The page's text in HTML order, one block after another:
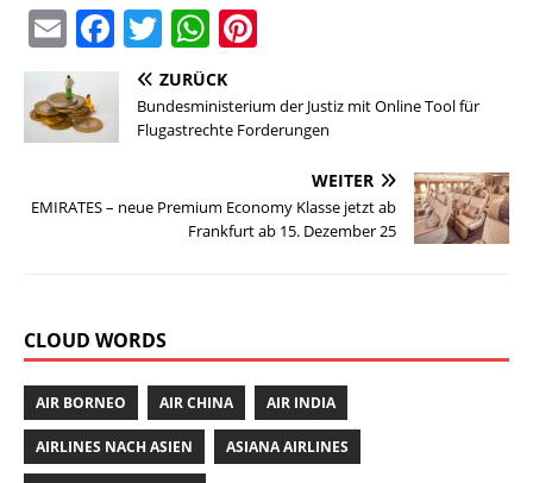
E
m
ai
l
F
a
c
e
o
T
w
it
te
W
h
at
s
p
te
re
ZURÜCK
Bundesministerium der Justiz mit Online Tool für
Flugastrechte Forderungen
WEITER
EMIRATES – neue Premium Economy Klasse jetzt ab
Frankfurt ab 15. Dezember 25
CLOUD WORDS
AIR BORNEO AIR CHINA AIR INDIA
AIRLINES NACH ASIEN ASIANA AIRLINES